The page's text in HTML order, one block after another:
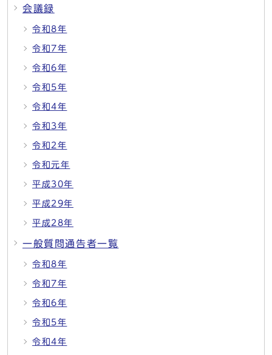
会議録
令和8年
令和7年
令和6年
令和5年
令和4年
令和3年
令和2年
令和元年
平成30年
平成29年
平成28年
一般質問通告者一覧
令和8年
令和7年
令和6年
令和5年
令和4年